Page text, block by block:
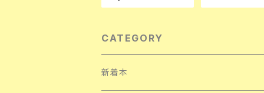
入り 装幀:政田
CATEGORY
新着本